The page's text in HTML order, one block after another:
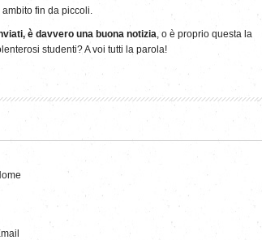
fin da piccoli.
è davvero una buona notizia, o è proprio questa la
studenti? A voi tutti la parola!